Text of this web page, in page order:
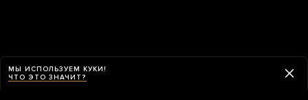
МЫ ИСПОЛЬЗУЕМ КУКИ!
ЧТО ЭТО ЗНАЧИТ?